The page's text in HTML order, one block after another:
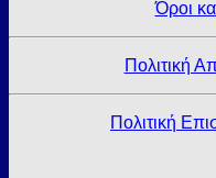
Όροι
Πολιτική
Πολιτική